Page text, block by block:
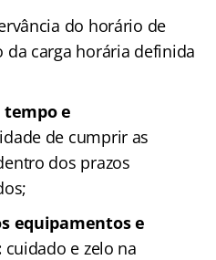
do horário de
carga horária definida
tempo e
de cumprir as
dos prazos
equipamentos e
cuidado e zelo na